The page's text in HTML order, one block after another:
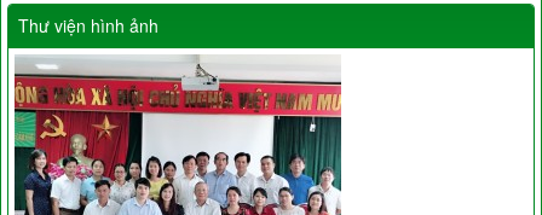
Thư viện hình ảnh